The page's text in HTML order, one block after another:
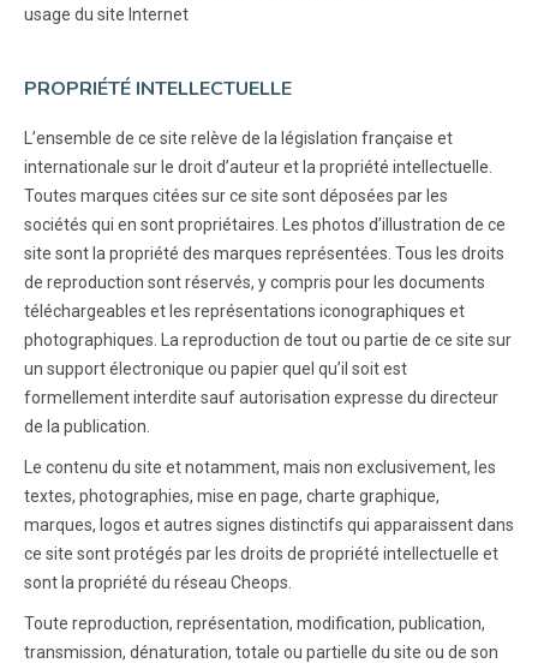
usage du site Internet
PROPRIÉTÉ INTELLECTUELLE
L’ensemble de ce site relève de la législation française et
internationale sur le droit d’auteur et la propriété intellectuelle.
Toutes marques citées sur ce site sont déposées par les
sociétés qui en sont propriétaires. Les photos d’illustration de ce
site sont la propriété des marques représentées. Tous les droits
de reproduction sont réservés, y compris pour les documents
téléchargeables et les représentations iconographiques et
photographiques. La reproduction de tout ou partie de ce site sur
un support électronique ou papier quel qu’il soit est
formellement interdite sauf autorisation expresse du directeur
de la publication.
Le contenu du site et notamment, mais non exclusivement, les
textes, photographies, mise en page, charte graphique,
marques, logos et autres signes distinctifs qui apparaissent dans
ce site sont protégés par les droits de propriété intellectuelle et
sont la propriété du réseau Cheops.
Toute reproduction, représentation, modification, publication,
transmission, dénaturation, totale ou partielle du site ou de son